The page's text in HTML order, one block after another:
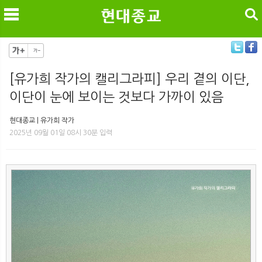
메
검색
[유가희 작가의 캘리그라피] 우리 곁의 이단,
이단이 눈에 보이는 것보다 가까이 있음
현대종교 | 유가희 작가
2025년 09월 01일 08시 30분 입력